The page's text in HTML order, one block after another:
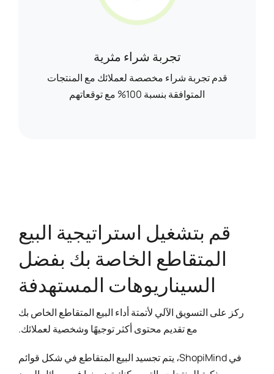
تجربة شراء مثرية
قدم تجربة شراء مخصصة لعملائك مع المنتجات
المتوافقة بنسبة 100% مع توقعاتهم
قم بتشغيل استراتيجية البيع
المتقاطع الخاصة بك بفضل
السيناريوهات المستهدفة
ركز على التسويق الآلي لأتمتة أداء البيع المتقاطع الخاص بك
مع تقديم محتوى أكثر توجيهًا وشخصية لعملائك.
في ShopiMind، يتم تجسيد البيع المتقاطع في شكل قوائم